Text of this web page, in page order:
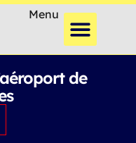
Menu
de